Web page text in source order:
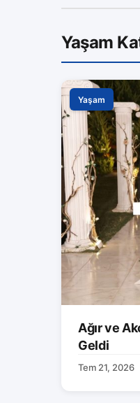
Yaşam
Yaşam
Ağır ve
Geldi
Tem 21, 2026